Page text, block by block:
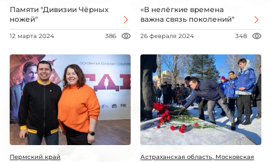
Памяти "Дивизии Чёрных
ножей"
12 марта 2024 386
«В нелёгкие времена
важна связь поколений"
26 февраля 2024 348
Пермский край
Астраханская область, Московская